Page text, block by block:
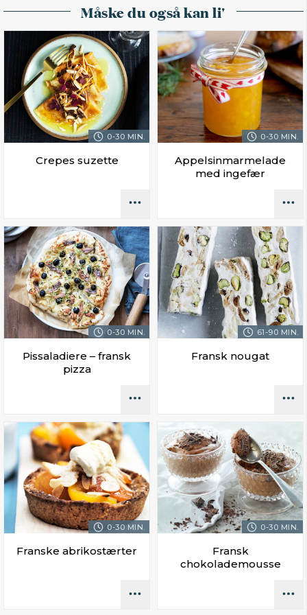
Måske du også kan li'
0-30 MIN.
Crepes suzette
0-30 MIN.
Appelsinmarmelade
med ingefær
0-30 MIN.
Pissaladiere – fransk
pizza
61-90 MIN.
Fransk nougat
0-30 MIN.
Franske abrikostærter
0-30 MIN.
Fransk
chokolademousse